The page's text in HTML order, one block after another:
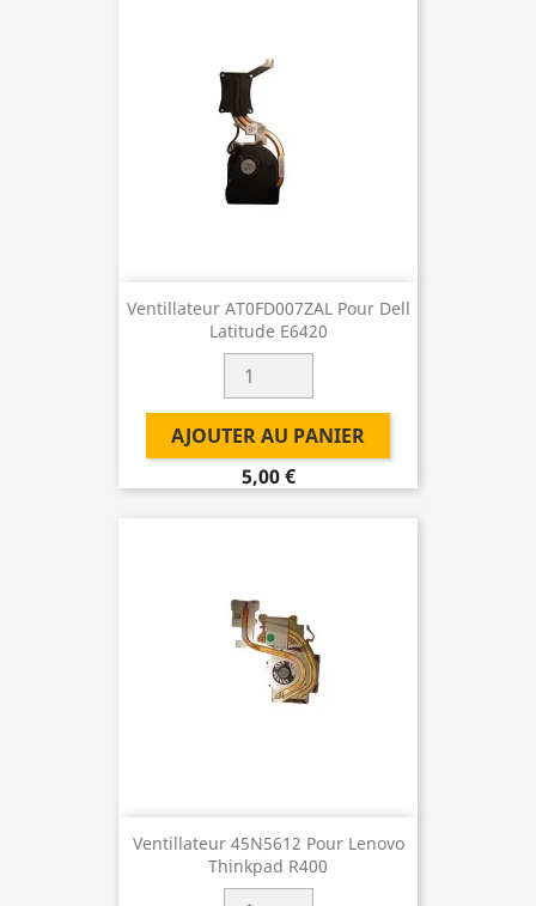
Ventillateur AT0FD007ZAL Pour Dell
Latitude E6420
AJOUTER AU PANIER
5,00 €
Ventillateur 45N5612 Pour Lenovo
Thinkpad R400